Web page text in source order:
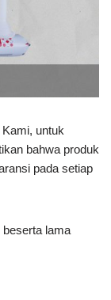
untuk
bahwa produk
pada setiap
beserta lama